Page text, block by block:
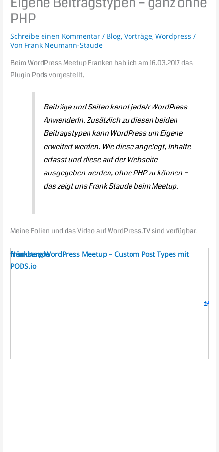
PHP
Schreibe einen Kommentar / Blog,Vorträge,Wordpress /
Von Frank Neumann-Staude
Beim WordPress Meetup Franken hab ich am 16.03.2017 das
Plugin Pods vorgestellt.
Beiträge und Seiten kennt jede/r WordPress
AnwenderIn. Zusätzlich zu diesen beiden
Beitragstypen kann WordPress um Eigene
erweitert werden. Wie diese angelegt, Inhalte
erfasst und diese auf der Webseite
ausgegeben werden, ohne PHP zu können –
das zeigt uns Frank Staude beim Meetup.
Meine Folien und das Video auf WordPress.TV sind verfügbar.
Nürnberg WordPress Meetup – Custom Post Types mit
PODS.io
from
frankstaude